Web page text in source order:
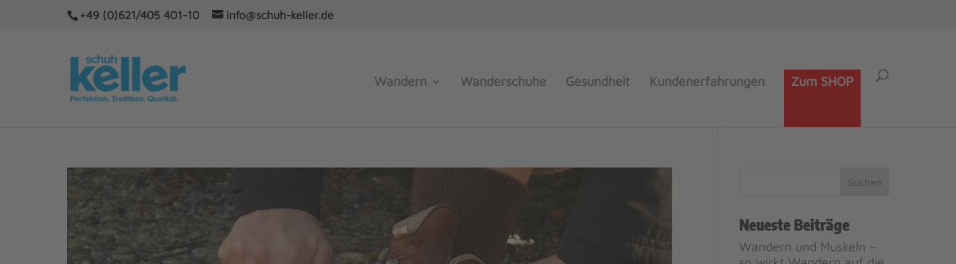
+49 (0)621/405 401-10 info@schuh-keller.de
Wandern Wanderschuhe Gesundheit Kundenerfahrungen Zum SHOP
Neueste Beiträge
Wandern und Muskeln –